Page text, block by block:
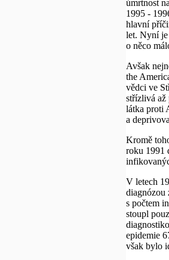
úmrtnost
1995 -
hlavní
let. Nyní je
o něco
Avšak
the
vědci ve
střízlivá až
látka proti
a
Kromě
roku 1991
V letech
diagnózou
s počtem
stoupl
epidemie
však bylo